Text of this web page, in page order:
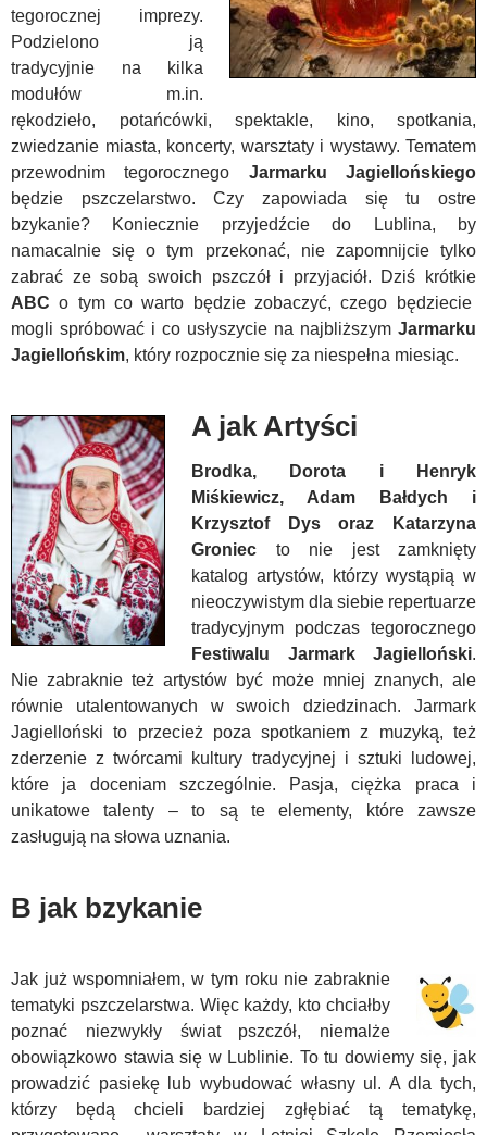
tegorocznej imprezy.
Podzielono ją
tradycyjnie na kilka
modułów m.in.
rękodzieło, potańcówki, spektakle, kino, spotkania,
zwiedzanie miasta, koncerty, warsztaty i wystawy. Tematem
przewodnim tegorocznego Jarmarku Jagiellońskiego
będzie pszczelarstwo. Czy zapowiada się tu ostre
bzykanie? Koniecznie przyjedźcie do Lublina, by
namacalnie się o tym przekonać, nie zapomnijcie tylko
zabrać ze sobą swoich pszczół i przyjaciół. Dziś krótkie
ABCo tym co warto będzie zobaczyć, czego będziecie
mogli spróbować i co usłyszycie na najbliższym Jarmarku
Jagiellońskim, który rozpocznie się za niespełna miesiąc.
A jak Artyści
Brodka, Dorota i Henryk
Miśkiewicz, Adam Bałdych i
Krzysztof Dysoraz Katarzyna
Groniec to nie jest zamknięty
katalog artystów, którzy wystąpią w
nieoczywistym dla siebie repertuarze
tradycyjnym podczas tegorocznego
Festiwalu Jarmark Jagielloński.
Nie zabraknie też artystów być może mniej znanych, ale
równie utalentowanych w swoich dziedzinach. Jarmark
Jagielloński to przecież poza spotkaniem z muzyką, też
zderzenie z twórcami kultury tradycyjnej i sztuki ludowej,
które ja doceniam szczególnie. Pasja, ciężka praca i
unikatowe talenty – to są te elementy, które zawsze
zasługują na słowa uznania.
B jak bzykanie
Jak już wspomniałem, w tym roku nie zabraknie
tematyki pszczelarstwa. Więc każdy, kto chciałby
poznać niezwykły świat pszczół, niemalże
obowiązkowo stawia się w Lublinie. To tu dowiemy się, jak
prowadzić pasiekę lub wybudować własny ul. A dla tych,
którzy będą chcieli bardziej zgłębiać tą tematykę,